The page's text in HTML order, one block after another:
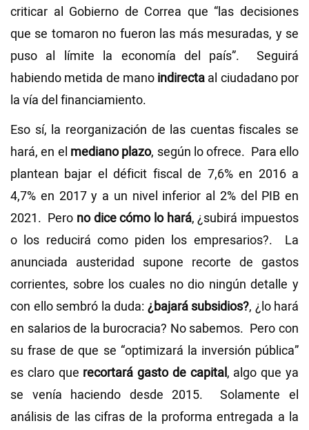
criticar al Gobierno de Correa que “las decisiones
que se tomaron no fueron las más mesuradas, y se
puso al límite la economía del país”. Seguirá
habiendo metida de mano indirecta al ciudadano por
la vía del financiamiento.
Eso sí, la reorganización de las cuentas fiscales se
hará, en el mediano plazo, según lo ofrece. Para ello
plantean bajar el déficit fiscal de 7,6% en 2016 a
4,7% en 2017 y a un nivel inferior al 2% del PIB en
2021. Pero no dice cómo lo hará, ¿subirá impuestos
o los reducirá como piden los empresarios?. La
anunciada austeridad supone recorte de gastos
corrientes, sobre los cuales no dio ningún detalle y
con ello sembró la duda: ¿bajará subsidios?, ¿lo hará
en salarios de la burocracia? No sabemos. Pero con
su frase de que se “optimizará la inversión pública”
es claro que recortará gasto de capital, algo que ya
se venía haciendo desde 2015. Solamente el
análisis de las cifras de la proforma entregada a la